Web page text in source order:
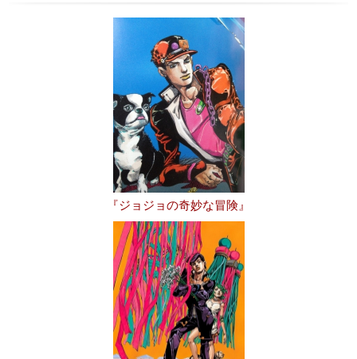
『ジョジョの奇妙な冒険』